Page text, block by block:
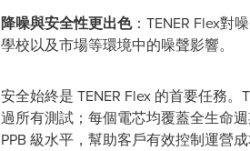
降噪與安全性更出色：TENER Flex對
學校以及市場等環境中的噪聲影響。
安全始終是 TENER Flex 的首要任務
過所有測試；每個電芯均覆蓋全生命
PPB 級水平，幫助客戶有效控制運營